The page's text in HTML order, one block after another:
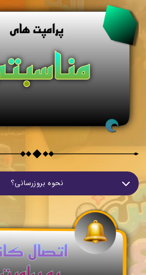
نحوه بروزرسانی؟
هر شنبه پرامپت های منتشر شده در
منبع موتور جستجو اینجا